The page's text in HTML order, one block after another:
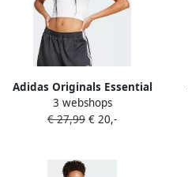
Adidas Originals Essential
Ribbed Tanktop Women
Tops wit Maat XS Kleding
3 webshops
€ 27,99 € 20,-